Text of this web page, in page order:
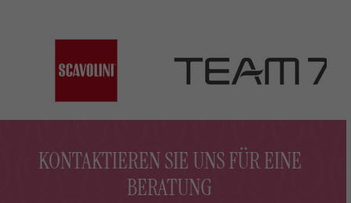
KONTAKTIEREN SIE UNS FÜR EINE
BERATUNG